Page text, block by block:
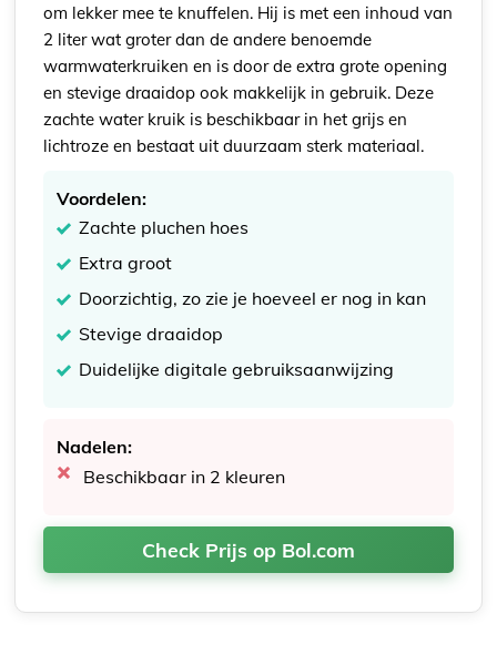
om lekker mee te knuffelen. Hij is met een inhoud van
2 liter wat groter dan de andere benoemde
warmwaterkruiken en is door de extra grote opening
en stevige draaidop ook makkelijk in gebruik. Deze
zachte water kruik is beschikbaar in het grijs en
lichtroze en bestaat uit duurzaam sterk materiaal.
Voordelen:
Zachte pluchen hoes
Extra groot
Doorzichtig, zo zie je hoeveel er nog in kan
Stevige draaidop
Duidelijke digitale gebruiksaanwijzing
Nadelen:
Beschikbaar in 2 kleuren
Check Prijs op Bol.com